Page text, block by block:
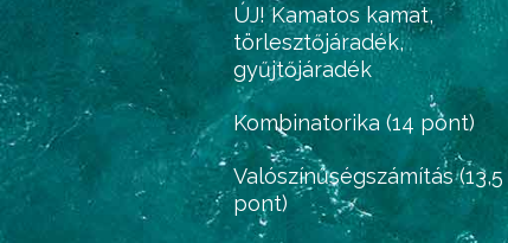
ÚJ! Kamatos kamat,
törlesztőjáradék,
gyűjtőjáradék
Kombinatorika (14 pont)
Valószínűségszámítás (13,5
pont)